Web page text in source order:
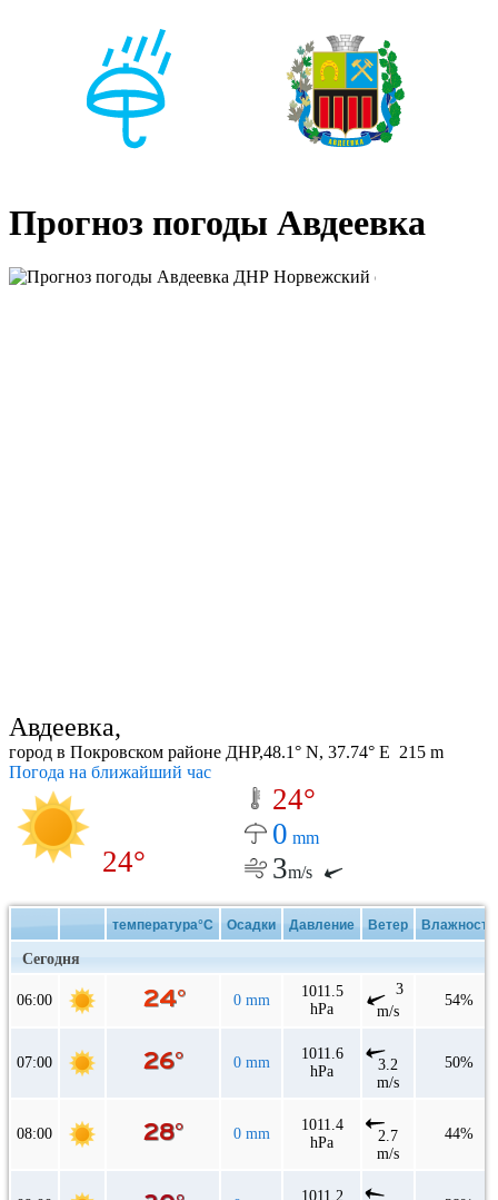
Прогноз погоды Авдеевка
Авдеевка,
город в Покровском районе ДНР,48.1° N, 37.74° E 215 m
Погода на ближайший час
24°
24°
0 mm
3m/s
температура°C Осадки Давление Ветер Влажность
Сегодня
06:00 0 mm
1011.5
hPa
3
m/s
54%
07:00 0 mm
1011.6
hPa
3.2
m/s
50%
08:00 0 mm
1011.4
hPa
2.7
m/s
44%
1011.2